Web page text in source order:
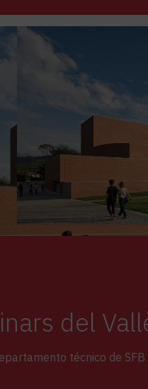
del
técnico de